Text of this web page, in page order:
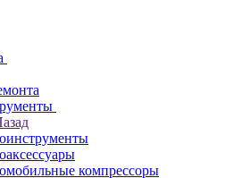
компрессоры